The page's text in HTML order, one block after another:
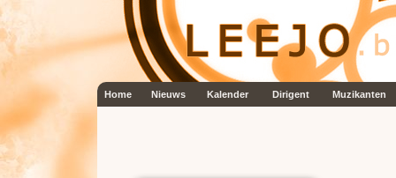
Home Nieuws Kalender Dirigent Muzikanten